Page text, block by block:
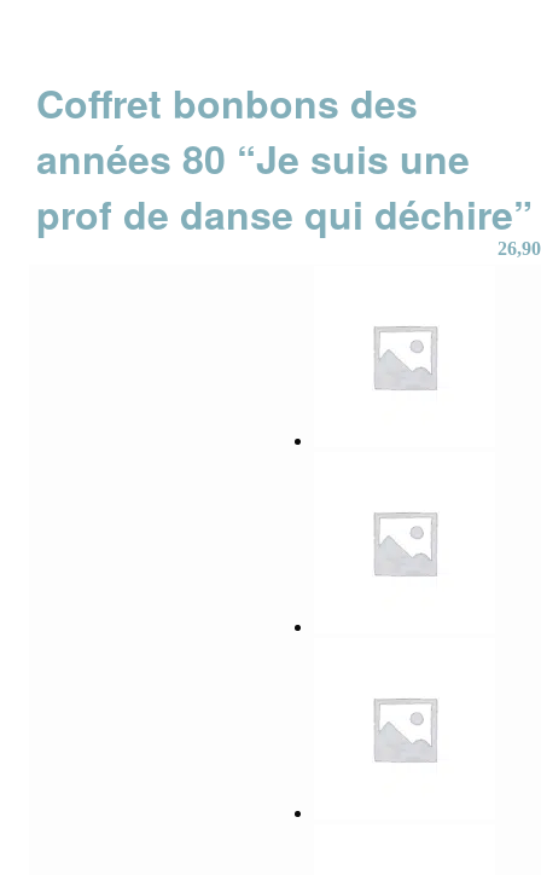
Coffret bonbons des
années 80 “Je suis une
prof de danse qui déchire”
26,90